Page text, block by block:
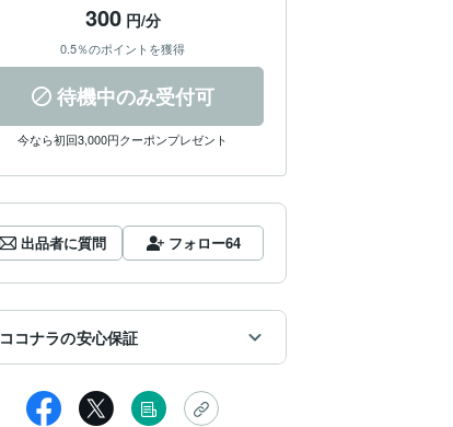
300円/分
0.5％のポイントを獲得
待機中のみ受付可
今なら初回3,000円クーポンプレゼント
出品者に質問 フォロー64
ココナラの安心保証